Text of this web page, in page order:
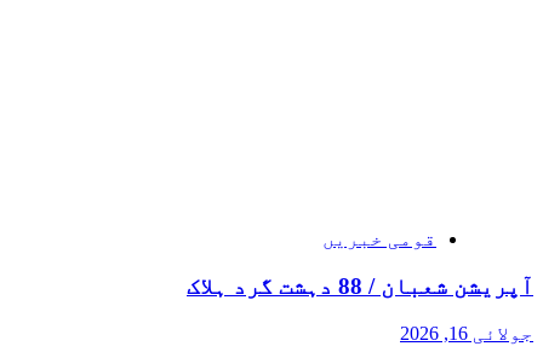
قومی خبریں
آپریشن شعبان / 88 دہشت گرد ہلاک
جولائی 16, 2026